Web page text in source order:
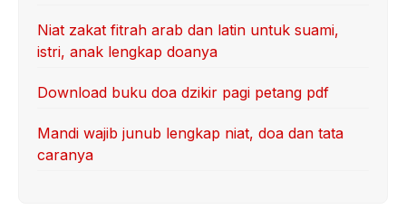
Niat zakat fitrah arab dan latin untuk suami,
istri, anak lengkap doanya
Download buku doa dzikir pagi petang pdf
Mandi wajib junub lengkap niat, doa dan tata
caranya